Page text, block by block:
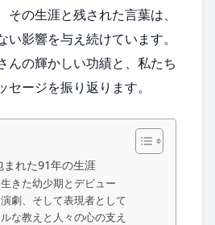
その生涯と残された言葉は、
影響を与え続けています。
んの輝かしい功績と、私たち
ージを振り返ります。
れた91年の生涯
きた幼少期とデビュー
劇、そして表現者として
な教えと人々の心の支え